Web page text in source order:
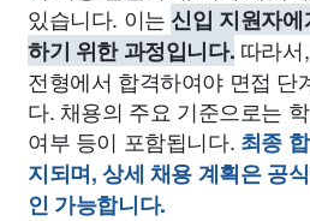
있습니다. 이는 신입 지원자
하기 위한 과정입니다. 따라
전형에서 합격하여야 면접 단
다. 채용의 주요 기준으로는
여부 등이 포함됩니다. 최종
지되며, 상세 채용 계획은 공
인 가능합니다.